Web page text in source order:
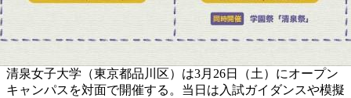
清泉女子大学（東京都品川区）は3月26日（土）にオープン
キャンパスを対面で開催する。当日は入試ガイダンスや模擬